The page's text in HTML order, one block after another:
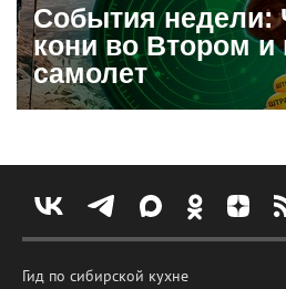
События недели:
кони во Втором
самолет
Гид по сибирской кухне